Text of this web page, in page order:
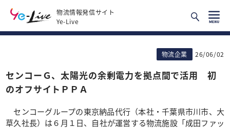
物流情報発信サイト
Ye-Live
物流企業 26/06/02
センコーＧ、太陽光の余剰電力を拠点間で活用 初
のオフサイトＰＰＡ
センコーグループの東京納品代行（本社・千葉県市川市、大
草久社長）は６月１日、自社が運営する物流施設「成田ファッ